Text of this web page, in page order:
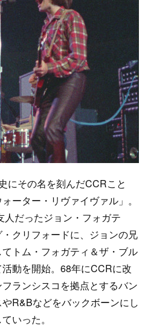
にその名を刻んだCCRこと
ーター・リヴァイヴァル」。
だったジョン・フォガテ
クリフォードに、ジョンの兄
トム・フォガティ＆ザ・ブル
動を開始。68年にCCRに改
ランシスコを拠点とするバン
R&Bなどをバックボーンにし
いった。